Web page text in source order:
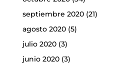
septiembre 2020(21)
agosto 2020(5)
julio 2020(3)
junio 2020(3)